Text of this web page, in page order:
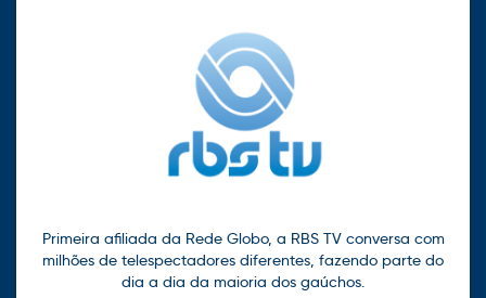
Primeira afiliada da Rede Globo, a RBS TV conversa com
milhões de telespectadores diferentes, fazendo parte do
dia a dia da maioria dos gaúchos.